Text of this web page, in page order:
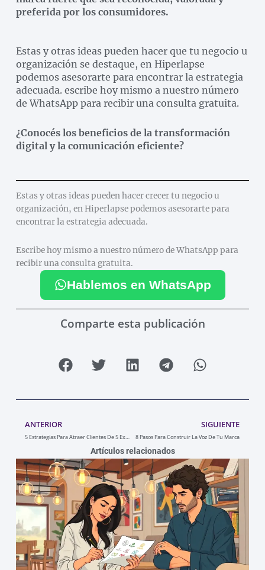
preferida por los consumidores.
Estas y otras ideas pueden hacer que tu negocio u
organización se destaque, en Hiperlapse
podemos asesorarte para encontrar la estrategia
adecuada. escribe hoy mismo a nuestro número
de WhatsApp para recibir una consulta gratuita.
¿Conocés los beneficios de la transformación
digital y la comunicación eficiente?
Estas y otras ideas pueden hacer crecer tu negocio u
organización, en Hiperlapse podemos asesorarte para
encontrar la estrategia adecuada.
Escribe hoy mismo a nuestro número de WhatsApp para
recibir una consulta gratuita.
Hablemos en WhatsApp
Comparte esta publicación
ANTERIOR
5 Estrategias Para Atraer Clientes De 5 Expertos
SIGUIENTE
8 Pasos Para Construir La Voz De Tu Marca
Artículos relacionados